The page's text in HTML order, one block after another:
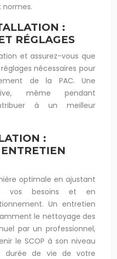
:
RÉGLAGES
et assurez-vous que
nécessaires pour
de la PAC. Une
même pendant
à un meilleur
:
optimale en ajustant
vos besoins et en
Un entretien
le nettoyage des
par un professionnel,
le SCOP à son niveau
durée de vie de votre